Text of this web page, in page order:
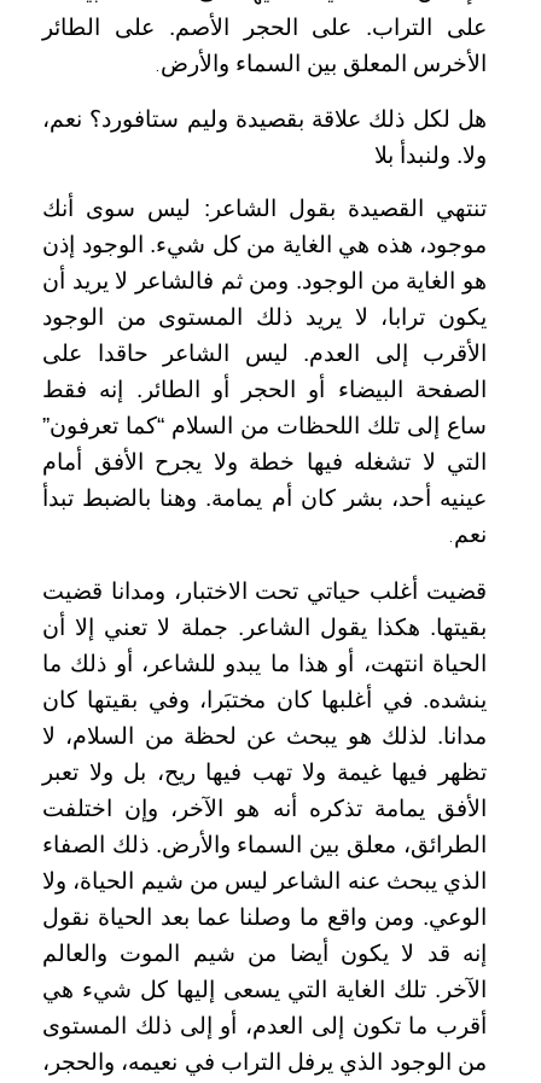
على التراب. على الحجر الأصم. على الطائر
الأخرس المعلق بين السماء والأرض.
هل لكل ذلك علاقة بقصيدة وليم ستافورد؟ نعم،
ولا. ولنبدأ بلا
تنتهي القصيدة بقول الشاعر: ليس سوى أنك
موجود، هذه هي الغاية من كل شيء. الوجود إذن
هو الغاية من الوجود. ومن ثم فالشاعر لا يريد أن
يكون ترابا، لا يريد ذلك المستوى من الوجود
الأقرب إلى العدم. ليس الشاعر حاقدا على
الصفحة البيضاء أو الحجر أو الطائر. إنه فقط
ساع إلى تلك اللحظات من السلام “كما تعرفون”
التي لا تشغله فيها خطة ولا يجرح الأفق أمام
عينيه أحد، بشر كان أم يمامة. وهنا بالضبط تبدأ
نعم.
قضيت أغلب حياتي تحت الاختبار، ومدانا قضيت
بقيتها. هكذا يقول الشاعر. جملة لا تعني إلا أن
الحياة انتهت، أو هذا ما يبدو للشاعر، أو ذلك ما
ينشده. في أغلبها كان مختبَرا، وفي بقيتها كان
مدانا. لذلك هو يبحث عن لحظة من السلام، لا
تظهر فيها غيمة ولا تهب فيها ريح، بل ولا تعبر
الأفق يمامة تذكره أنه هو الآخر، وإن اختلفت
الطرائق، معلق بين السماء والأرض. ذلك الصفاء
الذي يبحث عنه الشاعر ليس من شيم الحياة، ولا
الوعي. ومن واقع ما وصلنا عما بعد الحياة نقول
إنه قد لا يكون أيضا من شيم الموت والعالم
الآخر. تلك الغاية التي يسعى إليها كل شيء هي
أقرب ما تكون إلى العدم، أو إلى ذلك المستوى
من الوجود الذي يرفل التراب في نعيمه، والحجر،